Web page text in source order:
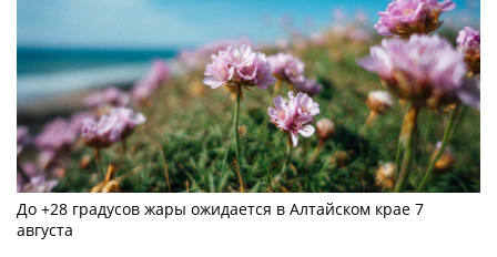
До +28 градусов жары ожидается в Алтайском крае 7
августа